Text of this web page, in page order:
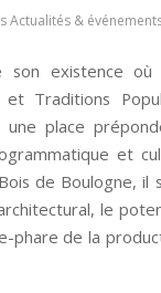
Actualités &
existence où
Traditions
place
et
de Boulogne, il
le
phare de la